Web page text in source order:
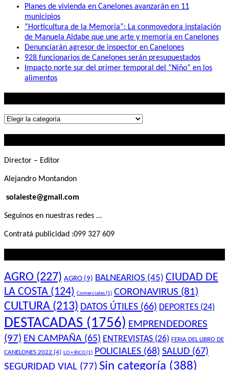
Planes de vivienda en Canelones avanzarán en 11
municipios
“Horticultura de la Memoria”: La conmovedora instalación
de Manuela Aldabe que une arte y memoria en Canelones
Denunciarán agresor de inspector en Canelones
928 funcionarios de Canelones serán presupuestados
Impacto norte sur del primer temporal del “Niño” en los
alimentos
Lo
Director – Editor
Alejandro Montandon
solaleste@gmail.com
Seguinos en nuestras redes …
Contratá publicidad :099 327 609
AGRO (227) AGRO (9) BALNEARIOS (45) CIUDAD DE
LA COSTA (124) Comerciales(1) CORONAVIRUS (81)
CULTURA (213) DATOS ÚTILES (66) DEPORTES (24)
DESTACADAS (1756) EMPRENDEDORES
(97) EN CAMPAÑA (65) ENTREVISTAS (26) FERIA DEL LIBRO DE
CANELONES 2022 (4) LO + RICO(1) POLICIALES (68) SALUD (67)
SEGURIDAD VIAL (77) Sin categoría (388)